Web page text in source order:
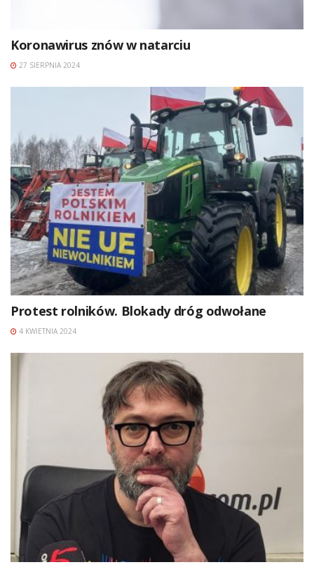
Koronawirus znów w natarciu
27 SIERPNIA 2024
Protest rolników. Blokady dróg odwołane
4 KWIETNIA 2024